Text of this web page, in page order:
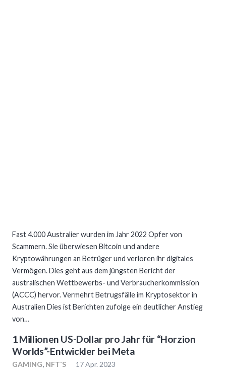
Fast 4.000 Australier wurden im Jahr 2022 Opfer von
Scammern. Sie überwiesen Bitcoin und andere
Kryptowährungen an Betrüger und verloren ihr digitales
Vermögen. Dies geht aus dem jüngsten Bericht der
australischen Wettbewerbs- und Verbraucherkommission
(ACCC) hervor. Vermehrt Betrugsfälle im Kryptosektor in
Australien Dies ist Berichten zufolge ein deutlicher Anstieg
von…
1 Millionen US-Dollar pro Jahr für “Horzion
Worlds”-Entwickler bei Meta
GAMING, NFT`S 17 Apr. 2023